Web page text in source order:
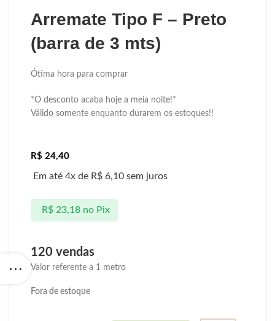
Arremate Tipo F – Preto
(barra de 3 mts)
Ótima hora para comprar
*O desconto acaba hoje a meia noite!*
Válido somente enquanto durarem os estoques!!
R$ 24,40
Em até 4x de R$ 6,10 sem juros
R$23,18 no Pix
120 vendas
Valor referente a 1 metro
Fora de estoque